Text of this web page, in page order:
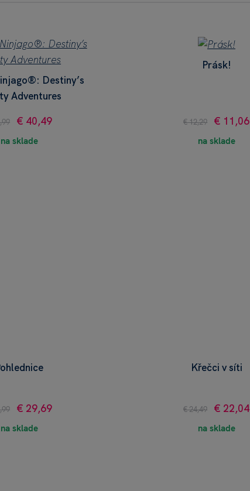
Destiny’s
Adventures
€ 40,49
na sklade
Prásk!
€ 12,29 € 11,06
na sklade
€ 29,69
na sklade
Křečci v síti
€ 24,49 € 22,04
na sklade